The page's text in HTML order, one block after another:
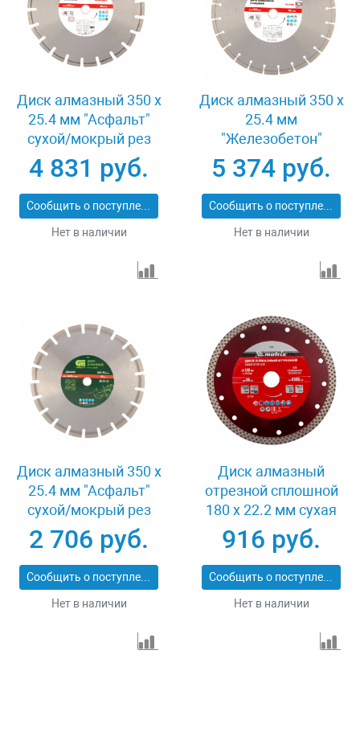
Диск алмазный 350 х
25.4 мм "Асфальт"
сухой/мокрый рез
Pro Matrix 731073
4 831 руб.
Сообщить о поступлении
Нет в наличии
Диск алмазный 350 х
25.4 мм
"Железобетон"
сухой/мокрый рез
Pro Matrix 731103
5 374 руб.
Сообщить о поступлении
Нет в наличии
Диск алмазный 350 х
25.4 мм "Асфальт"
сухой/мокрый рез
Сибртех 731013
2 706 руб.
Сообщить о поступлении
Нет в наличии
Диск алмазный
отрезной сплошной
180 х 22.2 мм сухая
резка Matrix
Professional 73128
916 руб.
Сообщить о поступлении
Нет в наличии